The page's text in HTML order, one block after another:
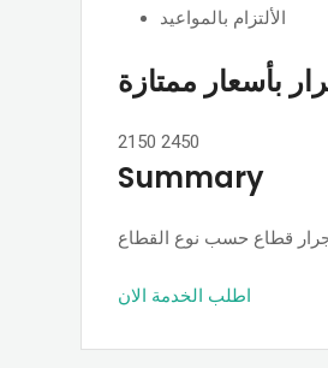
الألتزام بالمواعيد
بأسعار ممتازة
2150 2450
Summary
اطلب الخدمة الان